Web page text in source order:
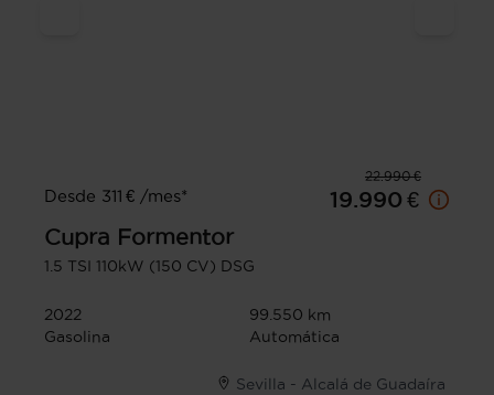
22.990 €
Desde 311 € /mes*
19.990 €
Cupra Formentor
1.5 TSI 110kW (150 CV) DSG
2022
99.550 km
Gasolina
Automática
Sevilla - Alcalá de Guadaíra